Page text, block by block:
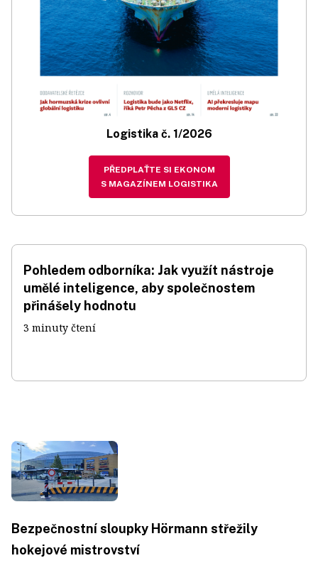
Logistika č. 1/2026
PŘEDPLAŤTE SI EKONOM
S MAGAZÍNEM LOGISTIKA
Pohledem odborníka: Jak využít nástroje
umělé inteligence, aby společnostem
přinášely hodnotu
3 minuty čtení
Bezpečnostní sloupky Hörmann střežily
hokejové mistrovství